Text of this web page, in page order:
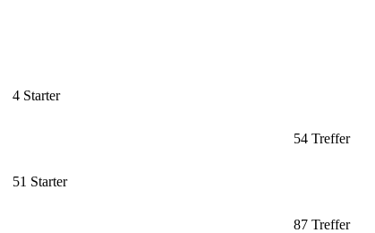
4 Starter
54 Treffer
51 Starter
87 Treffer